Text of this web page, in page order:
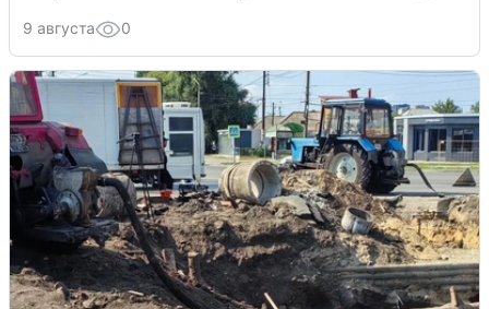
9 августа 0